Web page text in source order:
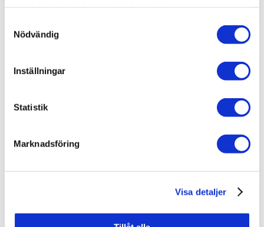
Nödvändig
Inställningar
Statistik
Marknadsföring
Visa detaljer
Nieuwe multiplex kappen 600×800
Nieuwe multiplex kappen andere